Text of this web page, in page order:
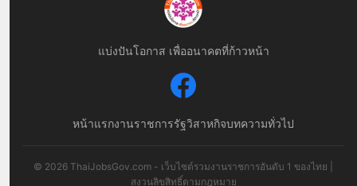
แบ่งปันโอกาส เพื่ออนาคตที่ก้าวหน้า
หน้าแรกงานราชการรัฐวิสาหกิจบทความทั่วไป
© 2026 ThaiJobsGov.com - เว็บไซต์รวมงานราชการอันดับ 1 ของไทย |
สงวนลิขสิทธิ์ตามกฎหมาย